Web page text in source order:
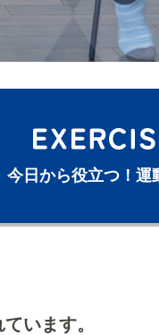
今日から役立つ！ 運
います。